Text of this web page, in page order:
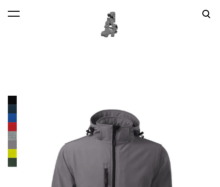
lisati ostukorvi. Vaata ostukorvi